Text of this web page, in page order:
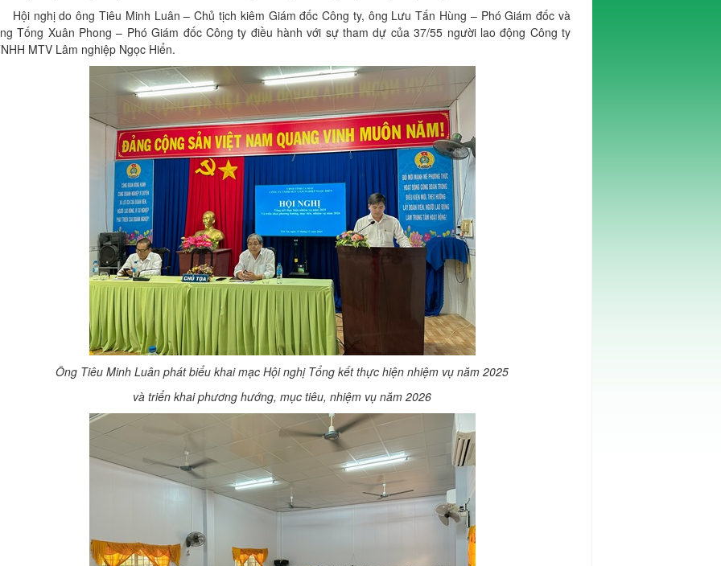
nghị do ông Tiêu Minh Luân – Chủ tịch kiêm Giám đốc Công ty, ông Lưu Tấn Hùng – Phó Giám đốc và
Tống Xuân Phong – Phó Giám đốc Công ty điều hành với sự tham dự của 37/55 người lao động Công ty
MTV Lâm nghiệp Ngọc Hiển.
Ông Tiêu Minh Luân phát biểu khai mạc Hội nghị Tổng kết thực hiện nhiệm vụ năm 2025
và triển khai phương hướng, mục tiêu, nhiệm vụ năm 2026